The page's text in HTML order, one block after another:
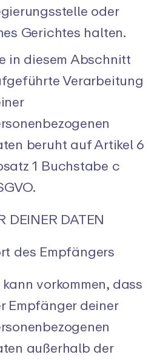
oder
Gerichtes halten.
in diesem Abschnitt
Verarbeitung
beruht auf Artikel 6
1 Buchstabe c
DEINER DATEN
des Empfängers
kann vorkommen, dass
Empfänger deiner
außerhalb der